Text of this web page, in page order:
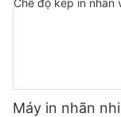
Máy in nhãn